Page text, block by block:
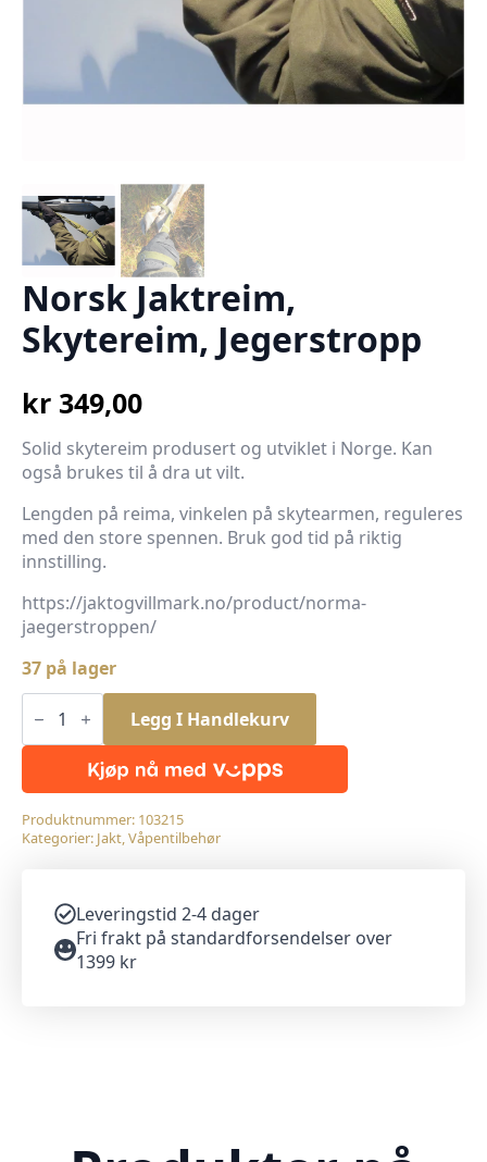
Norsk Jaktreim,
Skytereim, Jegerstropp
kr 349,00
Solid skytereim produsert og utviklet i Norge. Kan
også brukes til å dra ut vilt.
Lengden på reima, vinkelen på skytearmen, reguleres
med den store spennen. Bruk god tid på riktig
innstilling.
https://jaktogvillmark.no/product/norma-
jaegerstroppen/
37 på lager
Norsk
Jaktreim,
Jegerstropp
Legg I Handlekurv
Produktnummer: 103215
Kategorier: Jakt,Våpentilbehør
Leveringstid 2-4 dager
Fri frakt på standardforsendelser over
1399 kr